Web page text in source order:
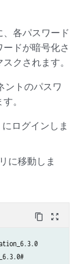
各パスワード
ドが暗号化さ
クされます。
ントのパスワ
。
ログインしま
に移動しま
content_copy zoom_out_map